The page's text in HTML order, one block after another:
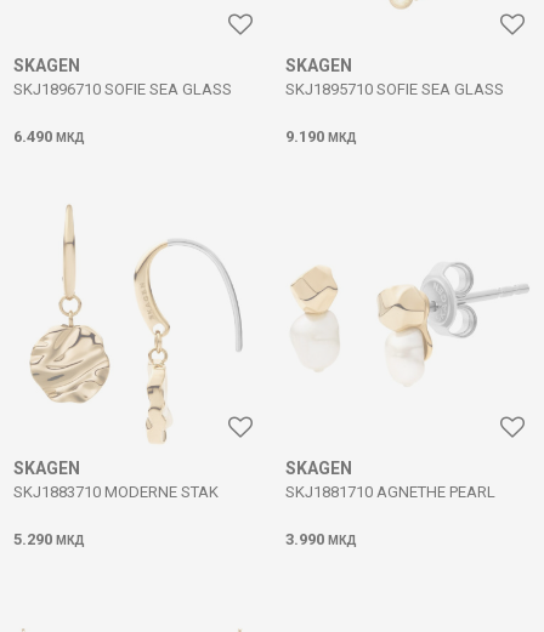
SKAGEN
SKJ1896710 SOFIE SEA GLASS
6.490 МКД
SKAGEN
SKJ1895710 SOFIE SEA GLASS
9.190 МКД
SKAGEN
SKJ1883710 MODERNE STAK
5.290 МКД
SKAGEN
SKJ1881710 AGNETHE PEARL
3.990 МКД